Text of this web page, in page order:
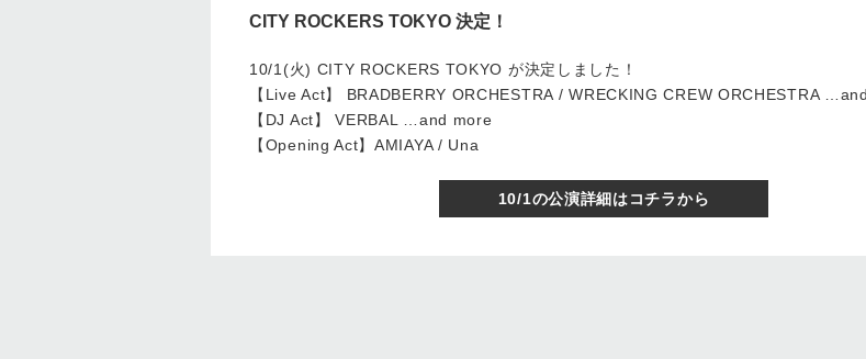
CITY ROCKERS TOKYO 決定！
10/1(火) CITY ROCKERS TOKYO が決定しました！
【Live Act】 BRADBERRY ORCHESTRA / WRECKING CREW ORCHESTRA
【DJ Act】 VERBAL …and more
【Opening Act】AMIAYA / Una
10/1の公演詳細はコチラから